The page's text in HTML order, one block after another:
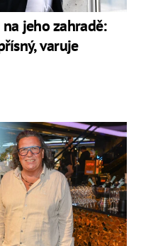
jeho zahradě:
varuje